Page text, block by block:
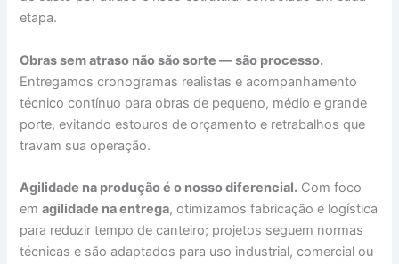
etapa.
Obras sem atraso não são sorte — são processo.
Entregamos cronogramas realistas e acompanhamento
técnico contínuo para obras de pequeno, médio e grande
porte, evitando estouros de orçamento e retrabalhos que
travam sua operação.
Agilidade na produção é o nosso diferencial. Com foco
emagilidade na entrega, otimizamos fabricação e logística
para reduzir tempo de canteiro; projetos seguem normas
técnicas e são adaptados para uso industrial, comercial ou